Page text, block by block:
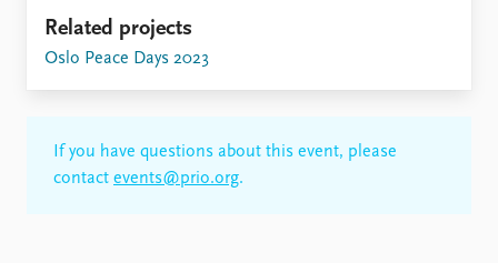
Related projects
Oslo Peace Days 2023
If you have questions about this event, please
contact events@prio.org.